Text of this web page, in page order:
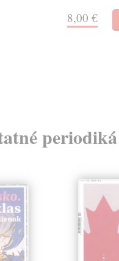
8,00 €
periodiká